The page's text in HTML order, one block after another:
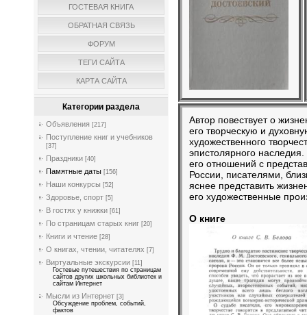
ГОСТЕВАЯ КНИГА
ОБРАТНАЯ СВЯЗЬ
ФОРУМ
ТЕГИ САЙТА
КАРТА САЙТА
Категории раздела
Объявления [217]
Поступление книг и учебников
[37]
Праздники [40]
Памятные даты [156]
Наши конкурсы [52]
Здоровье, спорт [5]
В гостях у книжки [61]
По страницам старых книг [20]
Книги и чтение [28]
О книгах, чтении, читателях [7]
Виртуальные экскурсии [11]
Гостевые путешествия по страницам
сайтов других школьных библиотек и
сайтам Интернет
Мысли из Интернет [3]
Обсуждение проблем, событий,
фактов
Автор повествует о
его творческую и
художественного
эпистолярного
его отношений с
России, писателями,
яснее представить
его художественные
О книге